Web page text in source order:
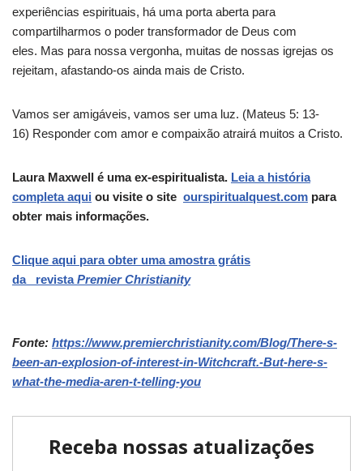
experiências espirituais, há uma porta aberta para
compartilharmos o poder transformador de Deus com
eles. Mas para nossa vergonha, muitas de nossas igrejas os
rejeitam, afastando-os ainda mais de Cristo.
Vamos ser amigáveis, vamos ser uma luz. (Mateus 5: 13-
16) Responder com amor e compaixão atrairá muitos a Cristo.
Laura Maxwell é uma ex-espiritualista. Leia a história
completa aqui ou visite o site ourspiritualquest.com para
obter mais informações.
Clique aqui para obter uma amostra grátis
da revistaPremier Christianity
Fonte: https://www.premierchristianity.com/Blog/There-s-
been-an-explosion-of-interest-in-Witchcraft.-But-here-s-
what-the-media-aren-t-telling-you